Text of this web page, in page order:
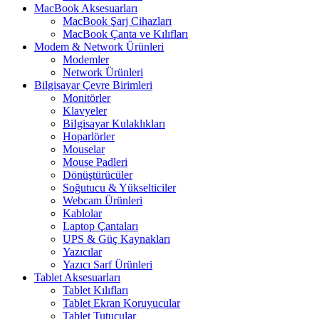
MacBook Aksesuarları
MacBook Şarj Cihazları
MacBook Çanta ve Kılıfları
Modem & Network Ürünleri
Modemler
Network Ürünleri
Bilgisayar Çevre Birimleri
Monitörler
Klavyeler
BiIgisayar Kulaklıkları
Hoparlörler
Mouselar
Mouse Padleri
Dönüştürücüler
Soğutucu & Yükselticiler
Webcam Ürünleri
Kablolar
Laptop Çantaları
UPS & Güç Kaynakları
Yazıcılar
Yazıcı Sarf Ürünleri
Tablet Aksesuarları
Tablet Kılıfları
Tablet Ekran Koruyucular
Tablet Tutucular